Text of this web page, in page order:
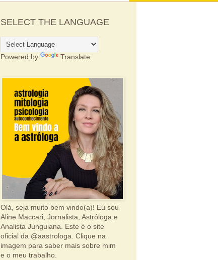
SELECT THE LANGUAGE
Powered by Translate
Olá, seja muito bem vindo(a)! Eu sou
Aline Maccari, Jornalista, Astróloga e
Analista Junguiana. Este é o site
oficial da @aastrologa. Clique na
imagem para saber mais sobre mim
e o meu trabalho.